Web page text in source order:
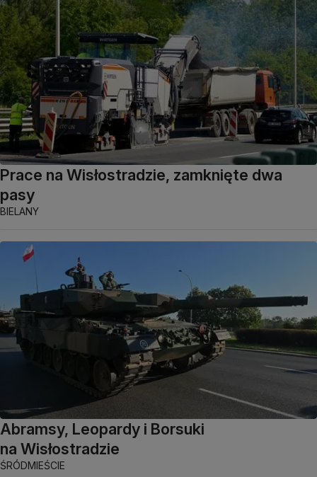
Prace na Wisłostradzie, zamknięte dwa
pasy
BIELANY
Abramsy, Leopardy i Borsuki
na Wisłostradzie
ŚRÓDMIEŚCIE